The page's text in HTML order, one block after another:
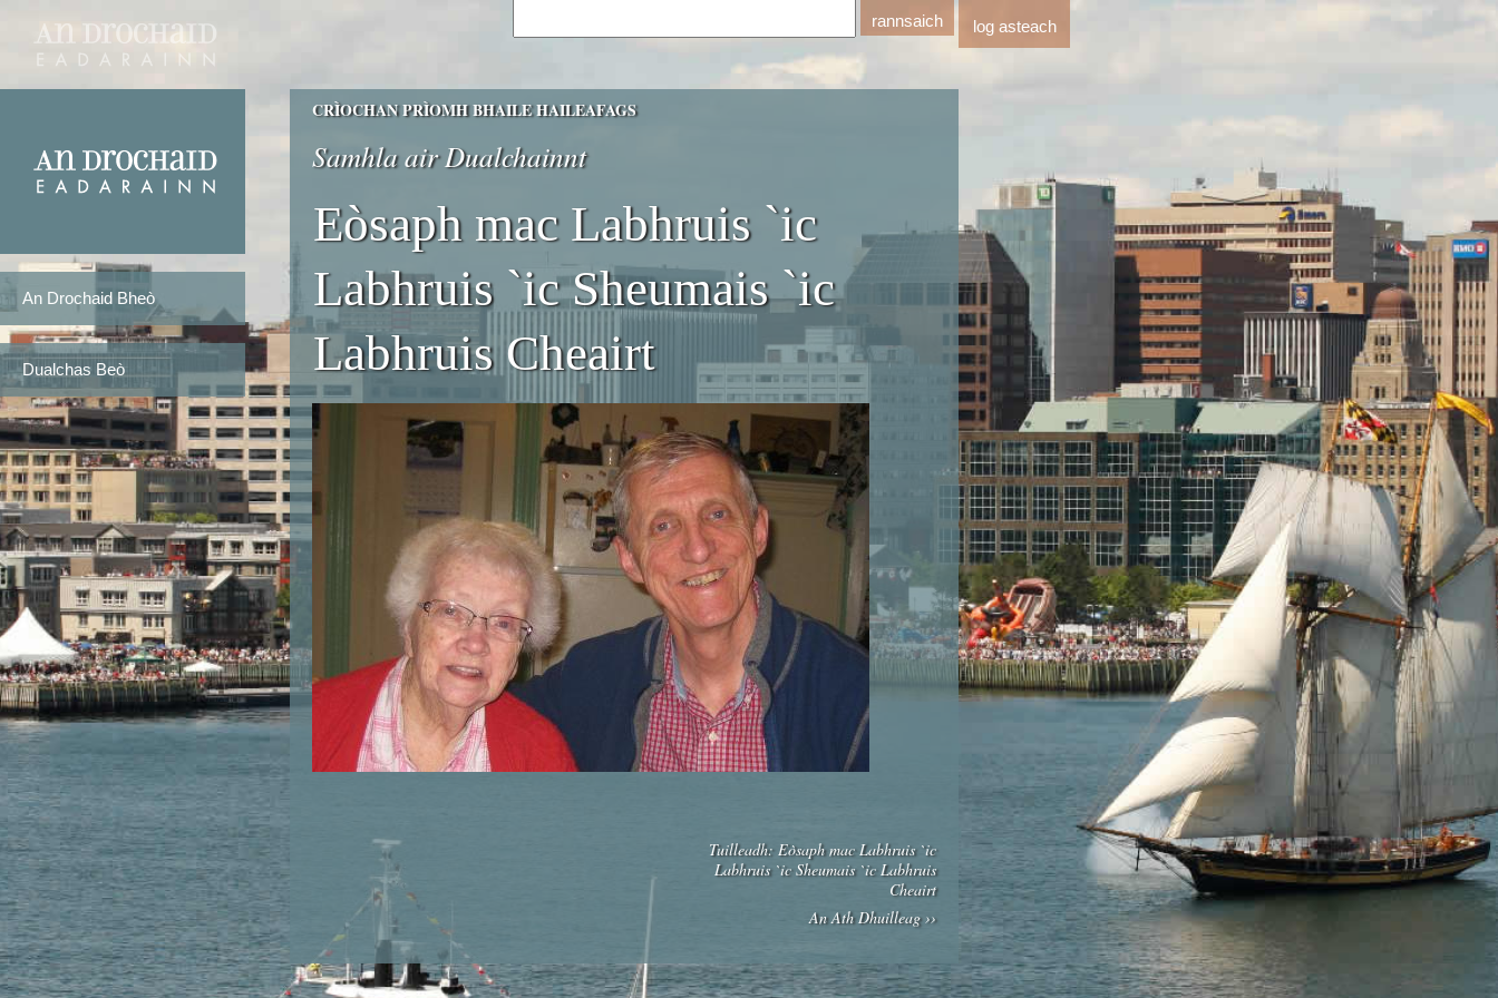
log asteach
An Drochaid Bheò
Dualchas Beò
CRÌOCHAN PRÌOMH BHAILE HAILEAFAGS
Samhla air Dualchainnt
Eòsaph mac Labhruis `ic
Labhruis `ic Sheumais `ic
Labhruis Cheairt
Tuilleadh: Eòsaph mac Labhruis `ic
Labhruis `ic Sheumais `ic Labhruis
Cheairt
An Ath Dhuilleag ››